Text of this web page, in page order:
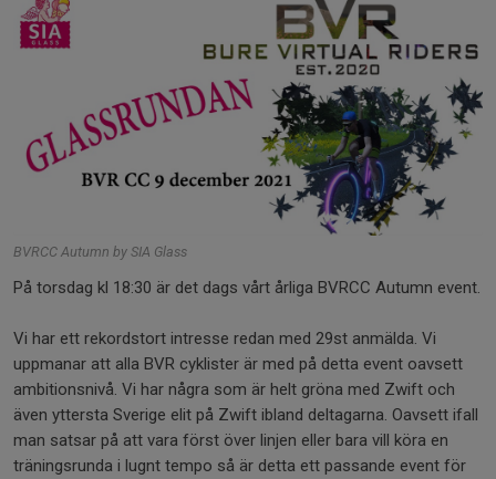
BVRCC Autumn by SIA Glass
På torsdag kl 18:30 är det dags vårt årliga BVRCC Autumn event.
Vi har ett rekordstort intresse redan med 29st anmälda. Vi
uppmanar att alla BVR cyklister är med på detta event oavsett
ambitionsnivå. Vi har några som är helt gröna med Zwift och
även yttersta Sverige elit på Zwift ibland deltagarna. Oavsett ifall
man satsar på att vara först över linjen eller bara vill köra en
träningsrunda i lugnt tempo så är detta ett passande event för